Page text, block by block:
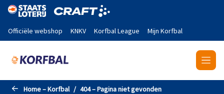
Naar de hoofdinhoud gaan
Officiële webshop KNKV Korfbal League Mijn Korfbal
Home – Korfbal 404 – Pagina niet gevonden